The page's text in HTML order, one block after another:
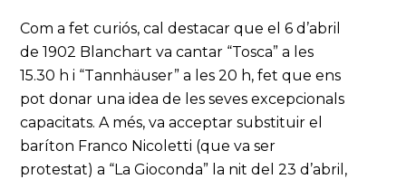
Com a fet curiós, cal destacar que el 6 d’abril
de 1902 Blanchart va cantar “Tosca” a les
15.30 h i “Tannhäuser” a les 20 h, fet que ens
pot donar una idea de les seves excepcionals
capacitats. A més, va acceptar substituir el
baríton Franco Nicoletti (que va ser
protestat) a “La Gioconda” la nit del 23 d’abril,